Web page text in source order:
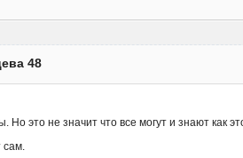
48
это не значит что все могут и знают как